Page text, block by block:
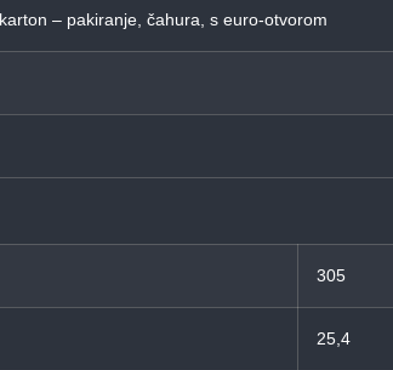
– pakiranje, čahura, s euro-otvorom
305
25,4